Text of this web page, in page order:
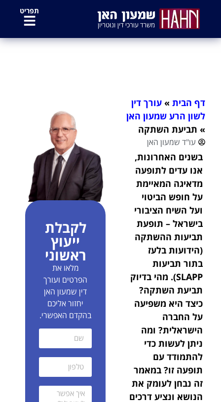
תפריט
דף הבית »עורך דין
לשון הרע שמעון האן
» תביעת השתקה
עו"ד שמעון האן
בשנים האחרונות,
אנו עדים לתופעה
מדאיגה המאיימת
על חופש הביטוי
ועל השיח הציבורי
בישראל – תופעת
תביעות ההשתקה
(הידועות בלעז
בתור תביעות
SLAPP). מהי בדיוק
תביעת השתקה?
כיצד היא משפיעה
על החברה
הישראלית? ומה
ניתן לעשות כדי
להתמודד עם
תופעה זו? במאמר
זה נבחן לעומק את
הנושא ונציע דרכים
לקבלת
ייעוץ
ראשוני
מלאו את
הפרטים ועורך
דין שמעון האן
יחזור אליכם
בהקדם האפשרי.